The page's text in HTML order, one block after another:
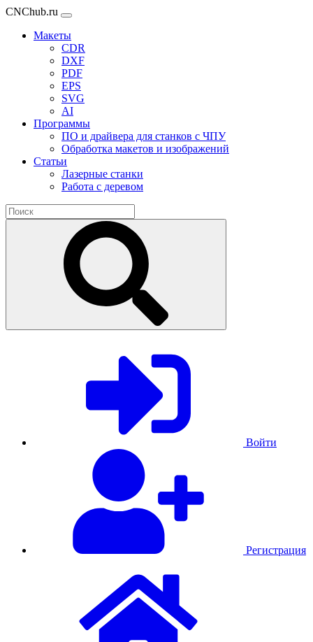
CNChub.ru
Макеты
CDR
DXF
PDF
EPS
SVG
AI
Программы
ПО и драйвера для станков с ЧПУ
Обработка макетов и изображений
Статьи
Лазерные станки
Работа с деревом
Войти
Регистрация